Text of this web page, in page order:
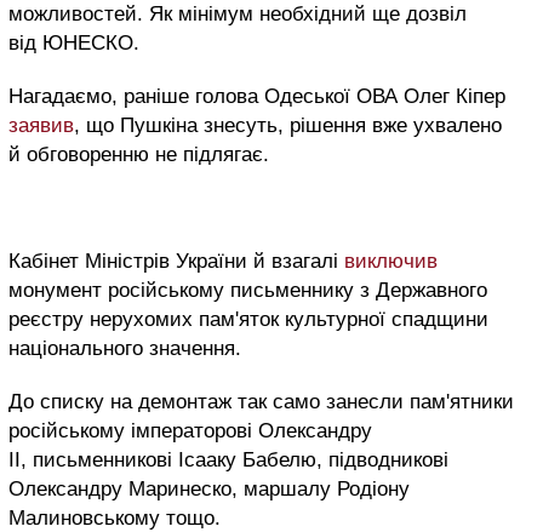
можливостей. Як мінімум необхідний ще дозвіл
від ЮНЕСКО.
Нагадаємо, раніше голова Одеської ОВА Олег Кіпер
заявив, що Пушкіна знесуть, рішення вже ухвалено
й обговоренню не підлягає.
Кабінет Міністрів України й взагалі виключив
монумент російському письменнику з Державного
реєстру нерухомих пам'яток культурної спадщини
національного значення.
До списку на демонтаж так само занесли пам'ятники
російському імператорові Олександру
II, письменникові Ісааку Бабелю, підводникові
Олександру Маринеско, маршалу Родіону
Малиновському тощо.